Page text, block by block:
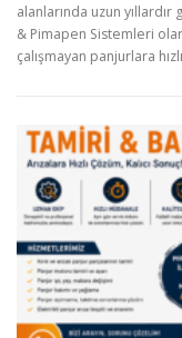
alanlarında uzun
& Pimapen Sistemleri
çalışmayan panjurlara